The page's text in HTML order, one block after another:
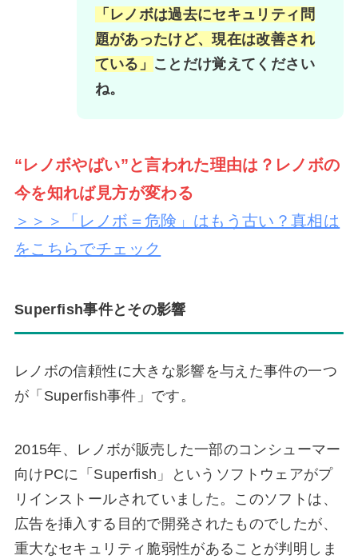
「レノボは過去にセキュリティ問
題があったけど、現在は改善され
ている」 ことだけ覚えてください
ね。
“レノボやばい”と言われた理由は？レノボの
今を知れば見方が変わる
＞＞＞「レノボ＝危険」はもう古い？真相は
をこちらでチェック
Superfish事件とその影響
レノボの信頼性に大きな影響を与えた事件の一つ
が「Superfish事件」です。
2015年、レノボが販売した一部のコンシューマー
向けPCに「Superfish」というソフトウェアがプ
リインストールされていました。このソフトは、
広告を挿入する目的で開発されたものでしたが、
重大なセキュリティ脆弱性があることが判明しま